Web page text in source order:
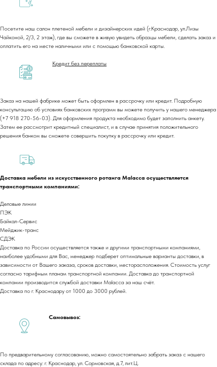
Посетите наш салон плетеной мебели и дизайнерских идей (г.Краснодар, ул.Лизы
Чайконой, 2/3, 2 этаж), где вы сможете в живую увидеть образцы мебели, сделать заказ и
оплатить его на месте наличными или с помощью банковской карты.
Кредит без переплаты
Заказ на нашей фабрике может быть оформлен в рассрочку или кредит. Подробную
консультацию об условиях банковских программ вы можете получить у нашего менеджера
(+7 918 270-56-03). Для оформления продукта необходимо будет заполнить анкету.
Затем ее рассмотрит кредитный специалист, и в случае принятия положительного
решения банком вы сможете совершить покупку в рассрочку или кредит.
Доставка мебели из искусственного ротанга Malacca осуществляется
транспортными компаниями:
Деловые линии
ПЭК
Байкал-Сервис
Мейджик-транс
СДЭК
Доставка по России осуществляется также и другими транспортными компаниями,
наиболее удобными для Вас, менеджер подберет оптимальные варианты доставки, в
зависимости от Вашего заказа, сроков доставки, месторасположения. Стоимость услуг
согласно тарифным планам транспортной компании. Доставка до транспортной
компании производится службой доставки Malacca за наш счёт.
Доставка по г. Краснодару от 1000 до 3000 рублей.
Самовывоз:
По предварительному согласованию, можно самостоятельно забрать заказ с нашего
склада по адресу: г. Краснодар, ул. Сормовская, д.7, лит.Ц.
Cогласие на обработку персональных данных
Политика обработки персональных данных
Договор оферты
ООО «Малакка
Каталог
Портфолио
Юридический адрес:
350059, г.Краснодар, ул.Уральская, д.22
+7 (918) 270-56-03
Фактические адреса:
г. Краснодар,ул. Лизы Чайкиной 2/3, 2 этаж
Moсковская обл.,г.о. Истра, д.Покровское,
ул. Центральная, здание 33
Пн-сб: с 9:00 до 18:00
Вс: выходной
Доставка и оплата
Блог